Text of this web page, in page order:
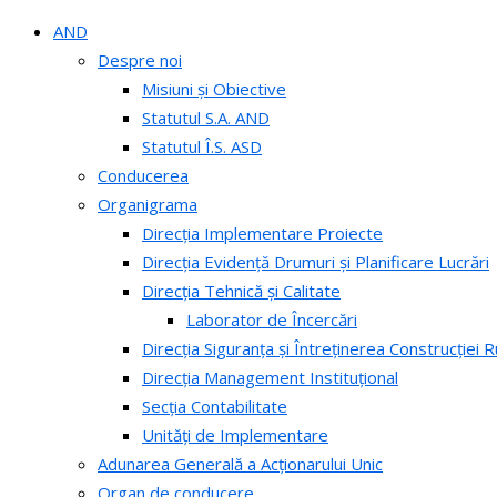
AND
Despre noi
Misiuni și Obiective
Statutul S.A. AND
Statutul Î.S. ASD
Conducerea
Organigrama
Direcția Implementare Proiecte
Direcția Evidență Drumuri și Planificare Lucrări
Direcția Tehnică și Calitate
Laborator de Încercări
Direcția Siguranța și Întreținerea Construcției
Direcția Management Instituțional
Secția Contabilitate
Unități de Implementare
Adunarea Generală a Acționarului Unic
Organ de conducere